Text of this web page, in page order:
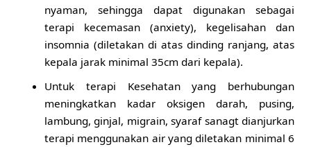
nyaman, sehingga dapat digunakan sebagai
terapi kecemasan (anxiety), kegelisahan dan
insomnia (diletakan di atas dinding ranjang, atas
kepala jarak minimal 35cm dari kepala).
Untuk terapi Kesehatan yang berhubungan
meningkatkan kadar oksigen darah, pusing,
lambung, ginjal, migrain, syaraf sanagt dianjurkan
terapi menggunakan air yang diletakan minimal 6